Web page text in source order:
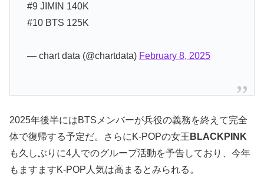
#9 JIMIN 140K
#10 BTS 125K
— chart data (@chartdata) February 8, 2025
2025年後半にはBTSメンバーが兵役の義務を終えて完全
体で復帰する予定だ。さらにK-POPの女王 BLACKPINK
も久しぶりに4人でのグループ活動を予告しており、今年
もますますK-POP人気は高まるとみられる。